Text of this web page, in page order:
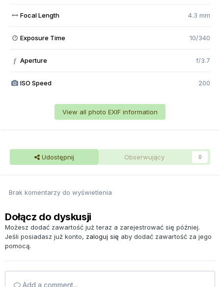
Focal Length 4.3 mm
Exposure Time 10/340
f Aperture f/3.7
ISO Speed 200
View all photo EXIF information
Udostępnij Obserwujący 0
Brak komentarzy do wyświetlenia
Dołącz do dyskusji
Możesz dodać zawartość już teraz a zarejestrować się później.
Jeśli posiadasz już konto, zaloguj się aby dodać zawartość za jego
pomocą.
Add a comment...